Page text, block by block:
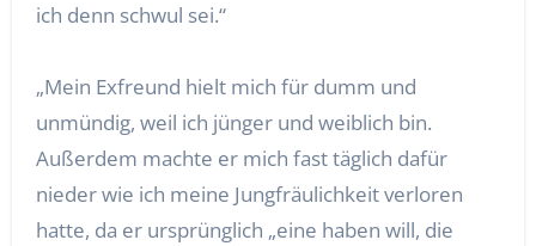
ich denn schwul sei.“
„Mein Exfreund hielt mich für dumm und
unmündig, weil ich jünger und weiblich bin.
Außerdem machte er mich fast täglich dafür
nieder wie ich meine Jungfräulichkeit verloren
hatte, da er ursprünglich „eine haben will, die